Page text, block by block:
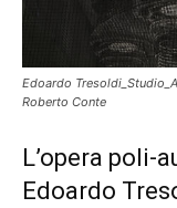
Edoardo
Roberto Conte
L’opera poli-
Edoardo